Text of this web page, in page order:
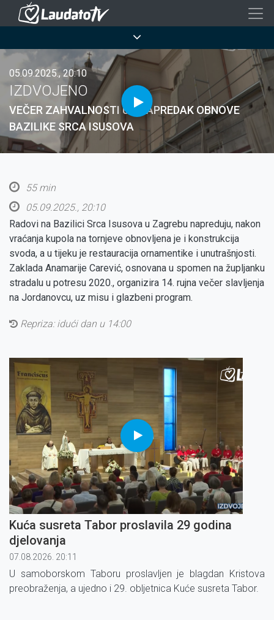
Skoči
sadržaj
05.09.2025., 20:10
IZDVOJENO
VEČER ZAHVALNOSTI UZ NAPREDAK OBNOVE
BAZILIKE SRCA ISUSOVA
55 min
05.09.2025., 20:10
Radovi na Bazilici Srca Isusova u Zagrebu napreduju, nakon
vraćanja kupola na tornjeve obnovljena je i konstrukcija
svoda, a u tijeku je restauracija ornamentike i unutrašnjosti.
Zaklada Anamarije Carević, osnovana u spomen na župljanku
stradalu u potresu 2020., organizira 14. rujna večer slavljenja
na Jordanovcu, uz misu i glazbeni program.
Repriza: idući dan u 14:00
Kuća susreta Tabor proslavila 29 godina
djelovanja
07.08.2026. 20:11
U samoborskom Taboru proslavljen je blagdan Kristova
preobraženja, a ujedno i 29. obljetnica Kuće susreta Tabor.